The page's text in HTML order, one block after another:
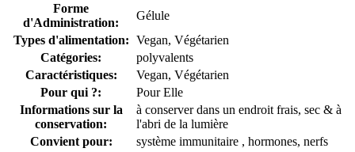
Forme
d'Administration:
Gélule
Types d'alimentation: Vegan, Végétarien
Catégories:
polyvalents
Caractéristiques:
Vegan, Végétarien
Pour qui ?:
Pour Elle
Informations sur la
conservation:
à conserver dans un endroit frais, sec & à
l'abri de la lumière
Convient pour:
système immunitaire , hormones, nerfs